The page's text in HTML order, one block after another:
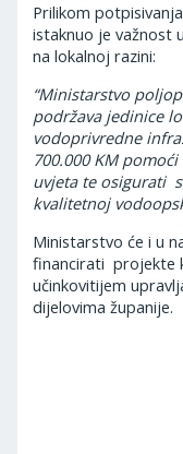
Prilikom
istaknuo je važnost
na lokalnoj razini:
“Ministarstvo
podržava jedinice
vodoprivredne
700.000 KM
uvjeta te osigurati
kvalitetnoj
Ministarstvo će i u
financirati projekte
učinkovitijem
dijelovima županije.